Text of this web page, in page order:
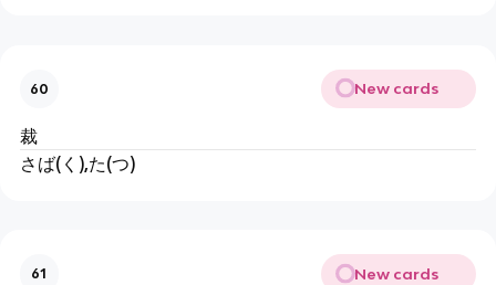
60 New cards
裁
さば(く),た(つ)
61 New cards